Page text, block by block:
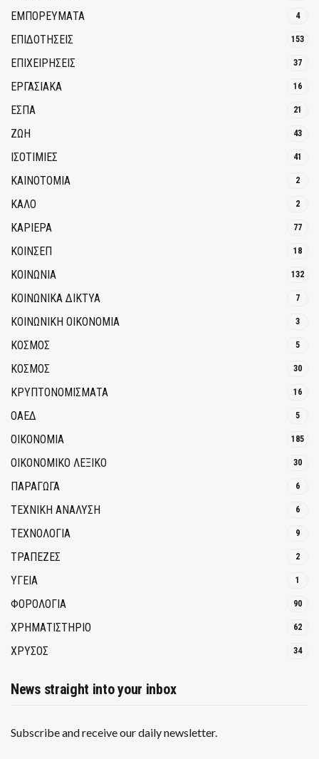
ΕΜΠΟΡΕΥΜΑΤΑ 4
ΕΠΙΔΟΤΗΣΕΙΣ 153
ΕΠΙΧΕΙΡΗΣΕΙΣ 37
ΕΡΓΑΣΙΑΚΑ 16
ΕΣΠΑ 21
ΖΩΗ 43
ΙΣΟΤΙΜΙΕΣ 41
ΚΑΙΝΟΤΟΜΊΑ 2
ΚΑΛΟ 2
ΚΑΡΙΕΡΑ 77
ΚΟΙΝΣΕΠ 18
ΚΟΙΝΩΝΙΑ 132
ΚΟΙΝΩΝΙΚΆ ΔΊΚΤΥΑ 7
ΚΟΙΝΩΝΙΚΉ ΟΙΚΟΝΟΜΊΑ 3
ΚΟΣΜΟΣ 5
ΚΟΣΜΟΣ 30
ΚΡΥΠΤΟΝΟΜΊΣΜΑΤΑ 16
ΟΑΕΔ 5
ΟΙΚΟΝΟΜΙΑ 185
ΟΙΚΟΝΟΜΙΚΟ ΛΕΞΙΚΟ 30
ΠΑΡΑΓΩΓΑ 6
ΤΕΧΝΙΚΗ ΑΝΑΛΥΣΗ 6
ΤΕΧΝΟΛΟΓΙΑ 9
ΤΡΆΠΕΖΕΣ 2
ΥΓΕΙΑ 1
ΦΟΡΟΛΟΓΙΑ 90
ΧΡΗΜΑΤΙΣΤΗΡΙΟ 62
ΧΡΥΣΟΣ 34
News straight into your inbox
Subscribe and receive our daily newsletter.